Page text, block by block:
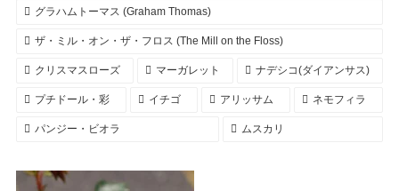
グラハムトーマス (Graham Thomas)
ザ・ミル・オン・ザ・フロス (The Mill on the Floss)
クリスマスローズ マーガレット ナデシコ(ダイアンサス)
プチドール・彩 イチゴ アリッサム ネモフィラ
パンジー・ビオラ ムスカリ